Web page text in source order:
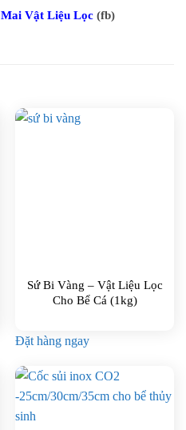
Mai Vật Liệu Lọc (fb)
Sứ Bi Vàng – Vật Liệu Lọc
Cho Bể Cá (1kg)
Đặt hàng ngay